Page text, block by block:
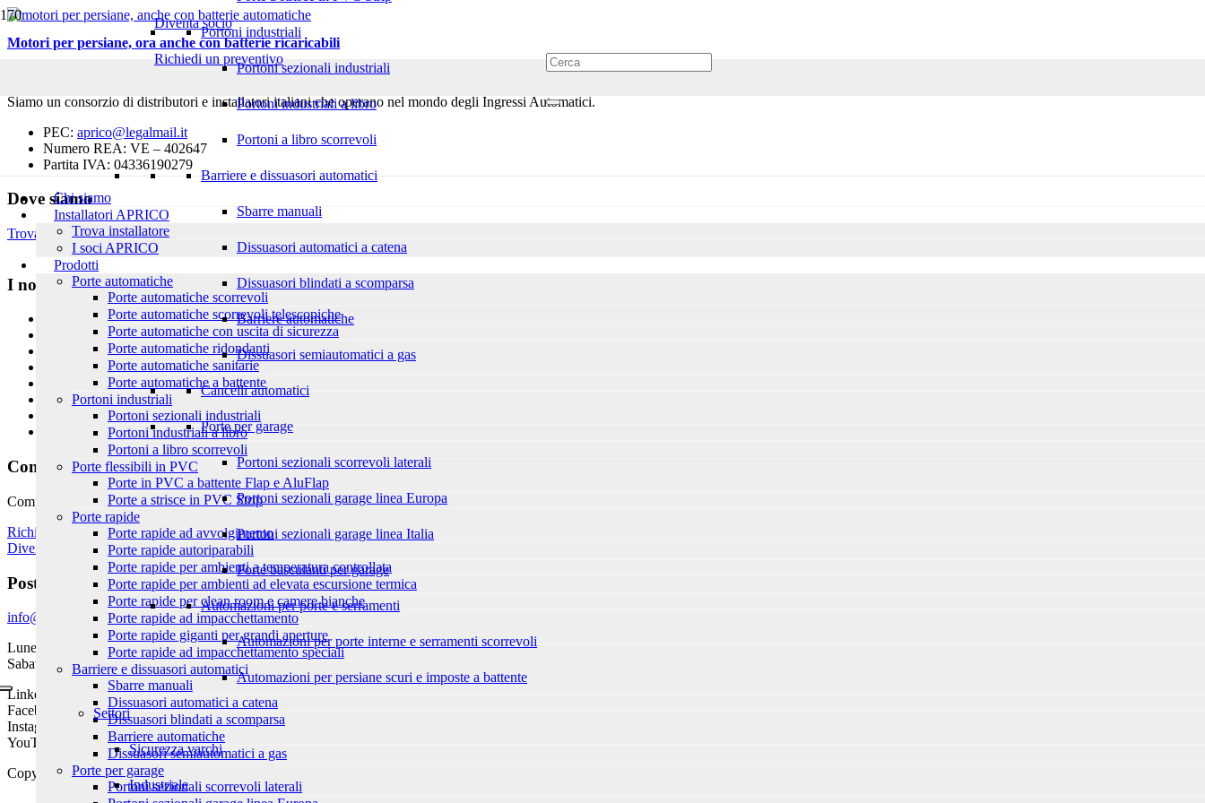
Diventa socio
Richiedi un preventivo
Portoni industriali
Portoni sezionali industriali
Portoni industriali a libro
Portoni a libro scorrevoli
Barriere e dissuasori automatici
Sbarre manuali
Dissuasori automatici a catena
Dissuasori blindati a scomparsa
Barriere automatiche
Dissuasori semiautomatici a gas
Cancelli automatici
Porte per garage
Portoni sezionali scorrevoli laterali
Portoni sezionali garage linea Europa
Portoni sezionali garage linea Italia
Porte basculanti per garage
Automazioni per porte e serramenti
Automazioni per porte interne e serramenti scorrevoli
Automazioni per persiane scuri e imposte a battente
Settori
Sicurezza varchi
Industriale
Chi siamo
Installatori APRICO
Trova installatore
I soci APRICO
Prodotti
Porte automatiche
Porte automatiche scorrevoli
Porte automatiche scorrevoli telescopiche
Porte automatiche con uscita di sicurezza
Porte automatiche ridondanti
Porte automatiche sanitarie
Porte automatiche a battente
Portoni industriali
Portoni sezionali industriali
Portoni industriali a libro
Portoni a libro scorrevoli
Porte flessibili in PVC
Porte in PVC a battente Flap e AluFlap
Porte a strisce in PVC Strip
Porte rapide
Porte rapide ad avvolgimento
Porte rapide autoriparabili
Porte rapide per ambienti a temperatura controllata
Porte rapide per ambienti ad elevata escursione termica
Porte rapide per clean room e camere bianche
Porte rapide ad impacchettamento
Porte rapide giganti per grandi aperture
Porte rapide ad impacchettamento speciali
Barriere e dissuasori automatici
Sbarre manuali
Dissuasori automatici a catena
Dissuasori blindati a scomparsa
Barriere automatiche
Dissuasori semiautomatici a gas
Porte per garage
Portoni sezionali scorrevoli laterali
Motori per persiane, ora anche con batterie ricaricabili
Siamo un consorzio di distributori e installatori italiani che operano nel mondo degli Ingressi Automatici.
PEC: aprico@legalmail.it
Numero REA: VE – 402647
Partita IVA: 04336190279
Dove siamo
Trova l'installatore più vicino
I nostri ingressi automatici
Porte Automatiche
Portoni Industriali
Dissuasori Automatici
Porte per garage
Automazioni per porte e serramenti
Porte Rapide
Porte in PVC
Cancelli Automatici
Contatti
Compila il modulo di richiesta e ti indirizzeremo verso il distributore più vicino a te.
Richiedi un preventivo
Diventa socio
Posta elettronica
info@aprico.com
Lunedì - Venerdì, dalle 8:00 alle 19:00
Sabato/Domenica chiuso
LinkedIn
Facebook
Instagram
YouTube
Copyright 2025 | Ogni diritto riservato |